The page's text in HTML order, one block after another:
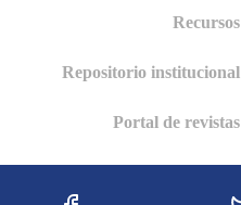
Recursos
Repositorio institucional
Portal de revistas